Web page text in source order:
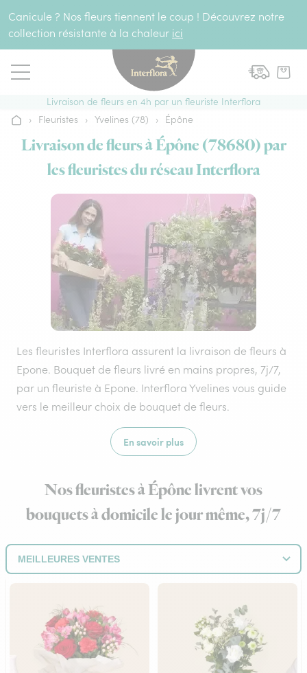
Canicule ? Nos fleurs tiennent le coup ! Découvrez notre
collection résistante à la chaleur ici
Livraison de fleurs en 4h par un fleuriste Interflora
Accueil
› Fleuristes › Yvelines (78) › Épône
Livraison de fleurs à Épône (78680) par
les fleuristes du réseau Interflora
Les fleuristes Interflora assurent la livraison de fleurs à
Epone. Bouquet de fleurs livré en mains propres, 7j/7,
par un fleuriste à Epone. Interflora Yvelines vous guide
vers le meilleur choix de bouquet de fleurs.
En savoir plus
Nos fleuristes à Épône livrent vos
bouquets à domicile le jour même, 7j/7